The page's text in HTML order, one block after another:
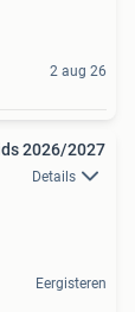
2 aug 26
2026/2027
Details
Eergisteren